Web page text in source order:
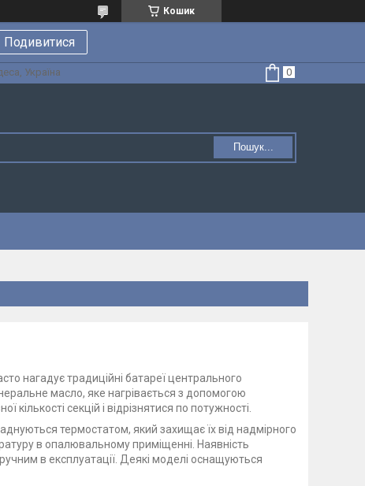
Кошик
Подивитися
Україна
Пошук...
нагадує традиційні батареї центрального
масло, яке нагрівається з допомогою
кількості секцій і відрізнятися по потужності.
термостатом, який захищає їх від надмірного
в опалювальному приміщенні. Наявність
в експлуатації. Деякі моделі оснащуються